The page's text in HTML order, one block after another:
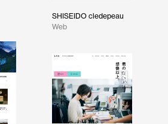
SHISEIDO cledepeau
Web